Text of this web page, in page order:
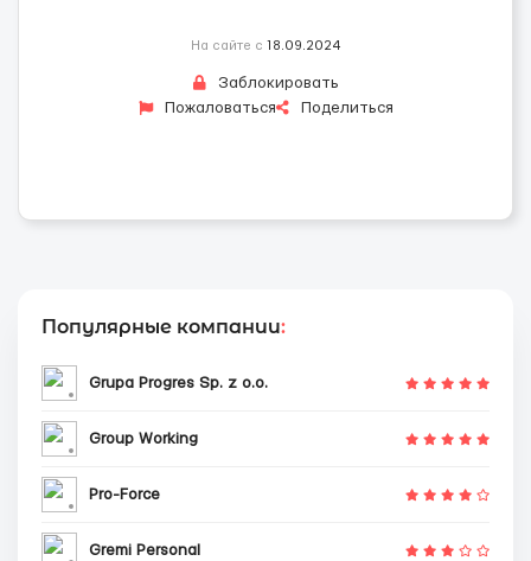
На сайте с 18.09.2024
Заблокировать
Пожаловаться
Поделиться
Популярные компании:
Grupa Progres Sp. z o.o.
Group Working
Pro-Force
Gremi Personal